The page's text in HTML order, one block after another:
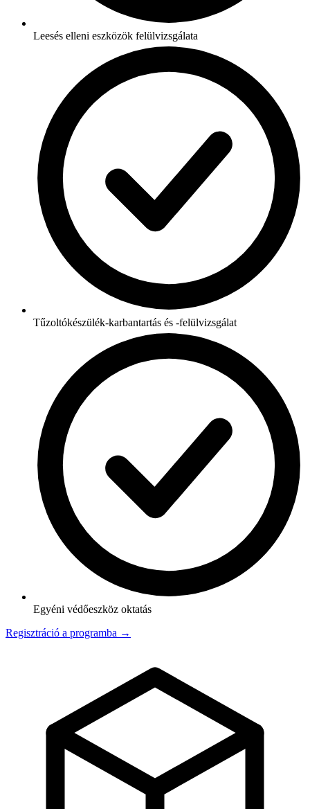
Leesés elleni eszközök felülvizsgálata
Tűzoltókészülék-karbantartás és -felülvizsgálat
Egyéni védőeszköz oktatás
Regisztráció a programba →